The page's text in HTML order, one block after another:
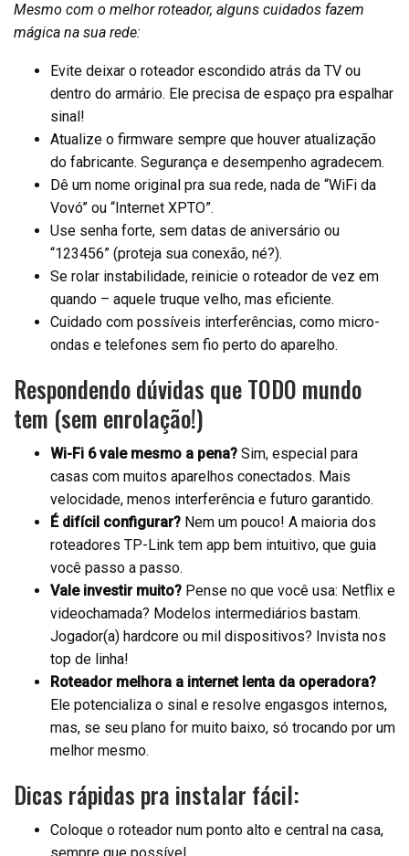
Mesmo com o melhor roteador, alguns cuidados fazem
mágica na sua rede:
Evite deixar o roteador escondido atrás da TV ou
dentro do armário. Ele precisa de espaço pra espalhar
sinal!
Atualize o firmware sempre que houver atualização
do fabricante. Segurança e desempenho agradecem.
Dê um nome original pra sua rede, nada de “WiFi da
Vovó” ou “Internet XPTO”.
Use senha forte, sem datas de aniversário ou
“123456” (proteja sua conexão, né?).
Se rolar instabilidade, reinicie o roteador de vez em
quando – aquele truque velho, mas eficiente.
Cuidado com possíveis interferências, como micro-
ondas e telefones sem fio perto do aparelho.
Respondendo dúvidas que TODO mundo
tem (sem enrolação!)
Wi-Fi 6 vale mesmo a pena? Sim, especial para
casas com muitos aparelhos conectados. Mais
velocidade, menos interferência e futuro garantido.
É difícil configurar? Nem um pouco! A maioria dos
roteadores TP-Link tem app bem intuitivo, que guia
você passo a passo.
Vale investir muito? Pense no que você usa: Netflix e
videochamada? Modelos intermediários bastam.
Jogador(a) hardcore ou mil dispositivos? Invista nos
top de linha!
Roteador melhora a internet lenta da operadora?
Ele potencializa o sinal e resolve engasgos internos,
mas, se seu plano for muito baixo, só trocando por um
melhor mesmo.
Dicas rápidas pra instalar fácil:
Coloque o roteador num ponto alto e central na casa,